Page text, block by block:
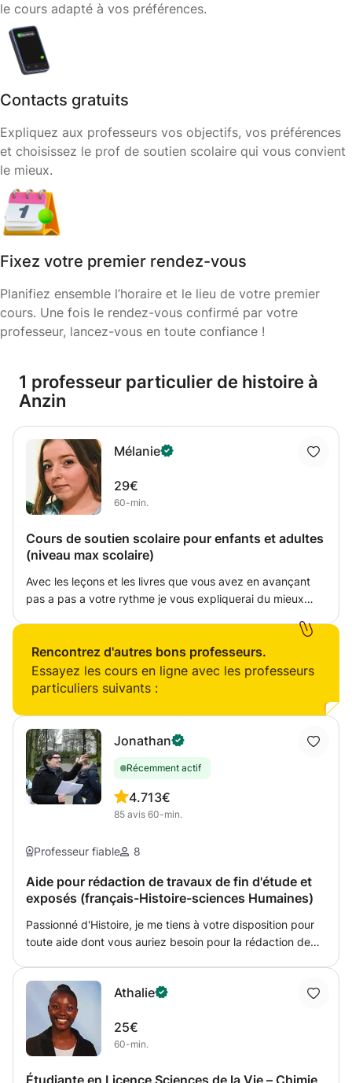
le cours adapté à vos préférences.
Contacts gratuits
Expliquez aux professeurs vos objectifs, vos préférences
et choisissez le prof de soutien scolaire qui vous convient
le mieux.
Fixez votre premier rendez-vous
Planifiez ensemble l’horaire et le lieu de votre premier
cours. Une fois le rendez-vous confirmé par votre
professeur, lancez-vous en toute confiance !
1 professeur particulier de histoire à
Anzin
Mélanie
29€
60-min.
Cours de soutien scolaire pour enfants et adultes
(niveau max scolaire)
Avec les leçons et les livres que vous avez en avançant
pas a pas a votre rythme je vous expliquerai du mieux
manière que celle que l'on m'a inculquées. Pour les
enfants j'aime faire des cours de façon ludique et pas
uniquement qu'avec des cahiers et des livres.
Rencontrez d'autres bons professeurs.
Essayez les cours en ligne avec les professeurs
particuliers suivants :
Jonathan
Récemment actif
4.7
85 avis
13€
60-min.
Professeur fiable 8
Aide pour rédaction de travaux de fin d'étude et
exposés (français-Histoire-sciences Humaines)
Passionné d'Histoire, je me tiens à votre disposition pour
toute aide dont vous auriez besoin pour la rédaction de
Privilégiant l'efficacité, je restructure et corrige vos textes
(ou vos cours) de façon à rendre vos sujets le plus vivants
possible. Le tout avec sérieux, mais toujours dans la
bonne humeur. Je m'engage à vous corriger et envoyer
de travail. Mais vous restez responsable et maitre de
Athalie
25€
60-min.
Étudiante en Licence Sciences de la Vie – Chimie